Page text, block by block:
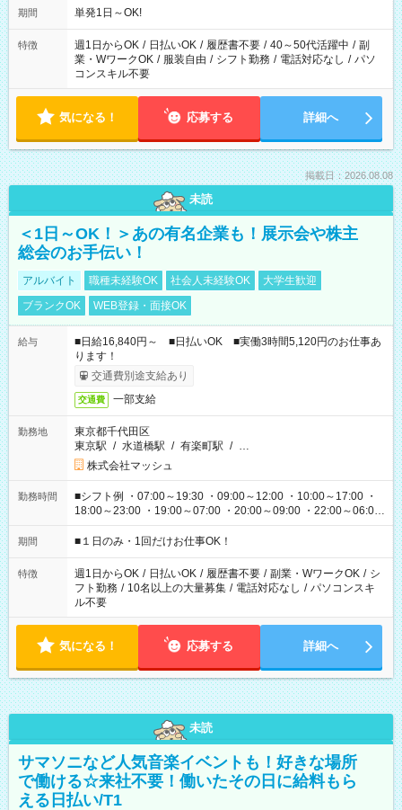
期間 単発1日～OK!
特徴 週1日からOK / 日払いOK / 履歴書不要 / 40～50代活躍中 / 副
業・WワークOK / 服装自由 / シフト勤務 / 電話対応なし / パソ
コンスキル不要
気になる！ 応募する 詳細へ
掲載日：2026.08.08
未読
＜1日～OK！＞あの有名企業も！展示会や株主
総会のお手伝い！
アルバイト 職種未経験OK 社会人未経験OK
大学生歓迎
ブランクOK
WEB登録・面接OK
給与
■日給16,840円～ ■日払いOK ■実働3時間5,120円のお仕事あ
ります！
交通費別途支給あり
交通費 一部支給
勤務地
東京都千代田区
東京駅 / 水道橋駅 / 有楽町駅 / …
株式会社マッシュ
勤務時間
■シフト例 ・07:00～19:30 ・09:00～12:00 ・10:00～17:00 ・
18:00～23:00 ・19:00～07:00 ・20:00～09:00 ・22:00～06:00
etc ★最短で3時間で5,120円のお仕事から 15時間で2万円近く稼
げるお仕事も！ ご希望のお時間に合わせてご紹介！ ※シフトは
ください！
期間 ■１日のみ・1回だけお仕事OK！
特徴 週1日からOK / 日払いOK / 履歴書不要 / 副業・WワークOK / シ
フト勤務 / 10名以上の大量募集 / 電話対応なし / パソコンスキ
ル不要
気になる！ 応募する 詳細へ
未読
サマソニなど人気音楽イベントも！好きな場所
で働ける☆来社不要！働いたその日に給料もら
える日払い/T1